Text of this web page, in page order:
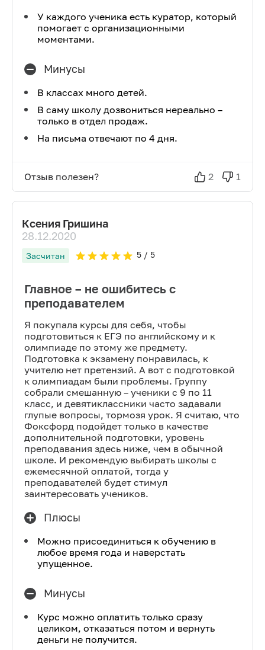
У каждого ученика есть куратор, который
помогает с организационными
моментами.
Минусы
В классах много детей.
В саму школу дозвониться нереально –
только в отдел продаж.
На письма отвечают по 4 дня.
Отзыв полезен? 2 1
Ксения Гришина
28.12.2020
Засчитан 5/ 5
Главное – не ошибитесь с
преподавателем
Я покупала курсы для себя, чтобы
подготовиться к ЕГЭ по английскому и к
олимпиаде по этому же предмету.
Подготовка к экзамену понравилась, к
учителю нет претензий. А вот с подготовкой
к олимпиадам были проблемы. Группу
собрали смешанную – ученики с 9 по 11
класс, и девятиклассники часто задавали
глупые вопросы, тормозя урок. Я считаю, что
Фоксфорд подойдет только в качестве
дополнительной подготовки, уровень
преподавания здесь ниже, чем в обычной
школе. И рекомендую выбирать школы с
ежемесячной оплатой, тогда у
преподавателей будет стимул
заинтересовать учеников.
Плюсы
Можно присоединиться к обучению в
любое время года и наверстать
упущенное.
Минусы
Курс можно оплатить только сразу
целиком, отказаться потом и вернуть
деньги не получится.